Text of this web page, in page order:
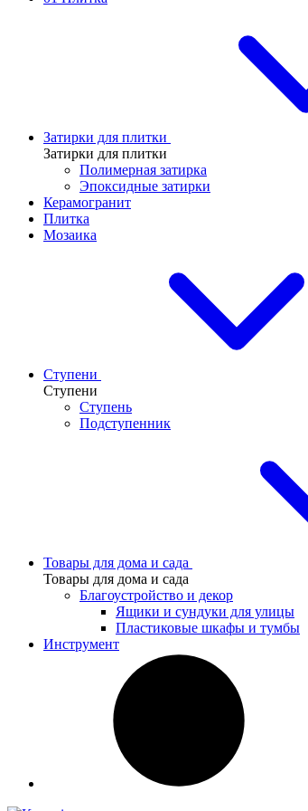
Затирки для плитки
Затирки для плитки
Полимерная затирка
Эпоксидные затирки
Керамогранит
Плитка
Мозаика
Ступени
Ступени
Ступень
Подступенник
Товары для дома и сада
Товары для дома и сада
Благоустройство и декор
Ящики и сундуки для улицы
Пластиковые шкафы и тумбы
Инструмент